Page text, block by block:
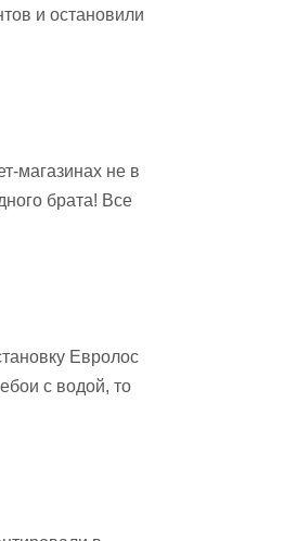
и остановили
магазинах не в
брата! Все
Евролос
с водой, то